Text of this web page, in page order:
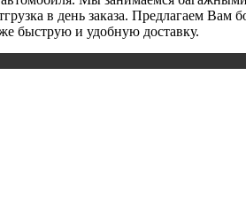
в день заказа. Предлагаем
быструю и удобную доставку.